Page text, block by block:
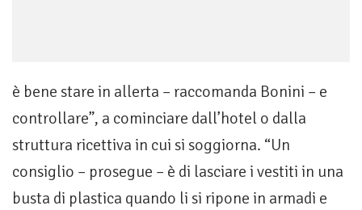
è bene stare in allerta – raccomanda Bonini – e
controllare”, a cominciare dall’hotel o dalla
struttura ricettiva in cui si soggiorna. “Un
consiglio – prosegue – è di lasciare i vestiti in una
busta di plastica quando li si ripone in armadi e